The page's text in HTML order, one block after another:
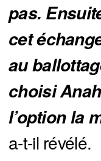
pas.
cet
au
choisi
l’option la
a-t-il révélé.